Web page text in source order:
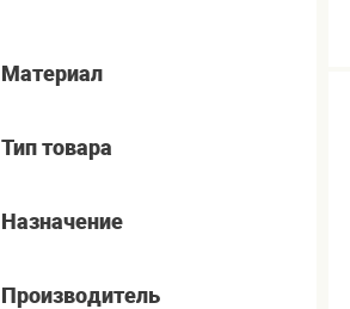
Материал
Тип товара
Назначение
Производитель